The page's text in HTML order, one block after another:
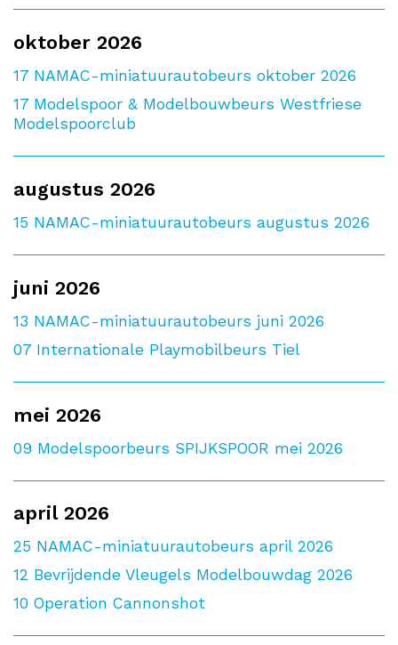
oktober 2026
17 NAMAC-miniatuurautobeurs oktober 2026
17 Modelspoor & Modelbouwbeurs Westfriese
Modelspoorclub
augustus 2026
15 NAMAC-miniatuurautobeurs augustus 2026
juni 2026
13 NAMAC-miniatuurautobeurs juni 2026
07 Internationale Playmobilbeurs Tiel
mei 2026
09 Modelspoorbeurs SPIJKSPOOR mei 2026
april 2026
25 NAMAC-miniatuurautobeurs april 2026
12 Bevrijdende Vleugels Modelbouwdag 2026
10 Operation Cannonshot